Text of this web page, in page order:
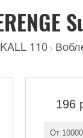
110 >
196
От